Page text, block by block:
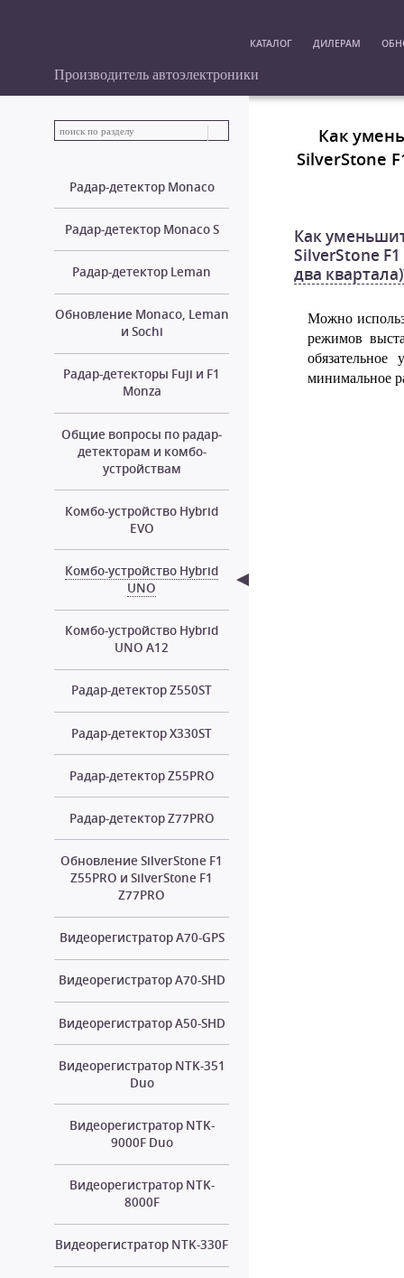
Производитель автоэлектроники
КАТАЛОГ ДИЛЕРАМ
Радар-детектор Monaco
Радар-детектор Monaco S
Радар-детектор Leman
Обновление Monaco, Leman
и Sochi
Радар-детекторы Fuji и F1
Monza
Общие вопросы по радар-
детекторам и комбо-
устройствам
Комбо-устройство Hybrid
EVO
Комбо-устройство Hybrid
UNO
Комбо-устройство Hybrid
UNO A12
Радар-детектор Z550ST
Радар-детектор X330ST
Радар-детектор Z55PRO
Радар-детектор Z77PRO
Обновление SilverStone F1
Z55PRO и SilverStone F1
Z77PRO
Видеорегистратор A70-GPS
Видеорегистратор A70-SHD
Видеорегистратор A50-SHD
Видеорегистратор NTK-351
Duo
Видеорегистратор NTK-
9000F Duo
Видеорегистратор NTK-
8000F
Видеорегистратор NTK-330F
Как
SilverStone
Как
SilverStone
два
Можно
режимов
минимальное